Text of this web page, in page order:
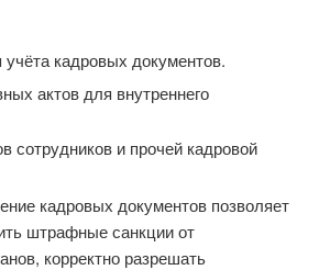
кадровых документов.
актов для внутреннего
сотрудников и прочей кадровой
кадровых документов позволяет
штрафные санкции от
корректно разрешать